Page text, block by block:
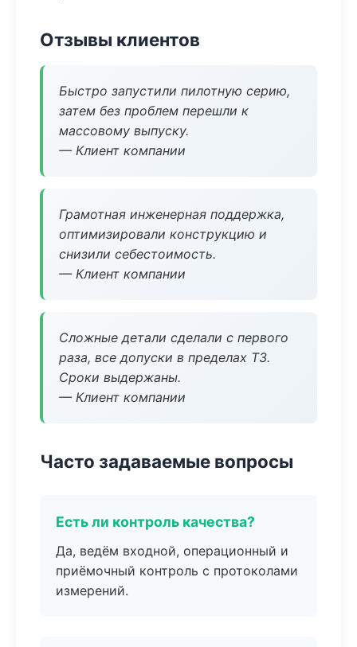
Отзывы клиентов
Быстро запустили пилотную серию,
затем без проблем перешли к
массовому выпуску.
— Клиент компании
Грамотная инженерная поддержка,
оптимизировали конструкцию и
снизили себестоимость.
— Клиент компании
Сложные детали сделали с первого
раза, все допуски в пределах ТЗ.
Сроки выдержаны.
— Клиент компании
Часто задаваемые вопросы
Есть ли контроль качества?
Да, ведём входной, операционный и
приёмочный контроль с протоколами
измерений.